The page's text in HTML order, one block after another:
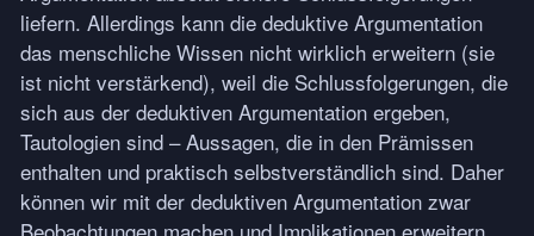
liefern. Allerdings kann die deduktive Argumentation
das menschliche Wissen nicht wirklich erweitern (sie
ist nicht verstärkend), weil die Schlussfolgerungen, die
sich aus der deduktiven Argumentation ergeben,
Tautologien sind – Aussagen, die in den Prämissen
enthalten und praktisch selbstverständlich sind. Daher
können wir mit der deduktiven Argumentation zwar